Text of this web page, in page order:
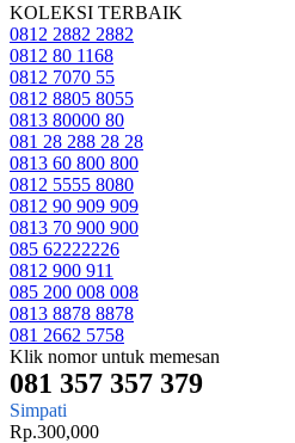
KOLEKSI TERBAIK
0812 2882 2882
0812 80 1168
0812 7070 55
0812 8805 8055
0813 80000 80
081 28 288 28 28
0813 60 800 800
0812 5555 8080
0812 90 909 909
0813 70 900 900
085 62222226
0812 900 911
085 200 008 008
0813 8878 8878
081 2662 5758
Klik nomor untuk memesan
081 357 357 379
Simpati
Rp.300,000